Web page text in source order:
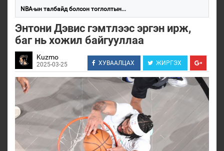
NBA-ын талбайд болсон тоглолтын...
Энтони Дэвис гэмтлээс эргэн ирж,
баг нь хожил байгууллаа
Kuzmo
2025-03-25 ХУВААЛЦАХ ЖИРГЭХ